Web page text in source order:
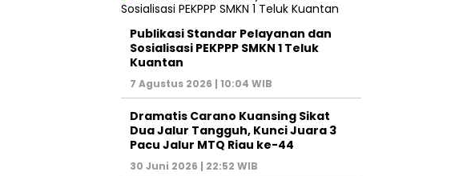
Publikasi Standar Pelayanan dan
Sosialisasi PEKPPP SMKN 1 Teluk
Kuantan
7 Agustus 2026 | 10:04 WIB
Dramatis Carano Kuansing Sikat
Dua Jalur Tangguh, Kunci Juara 3
Pacu Jalur MTQ Riau ke-44
30 Juni 2026 | 22:52 WIB